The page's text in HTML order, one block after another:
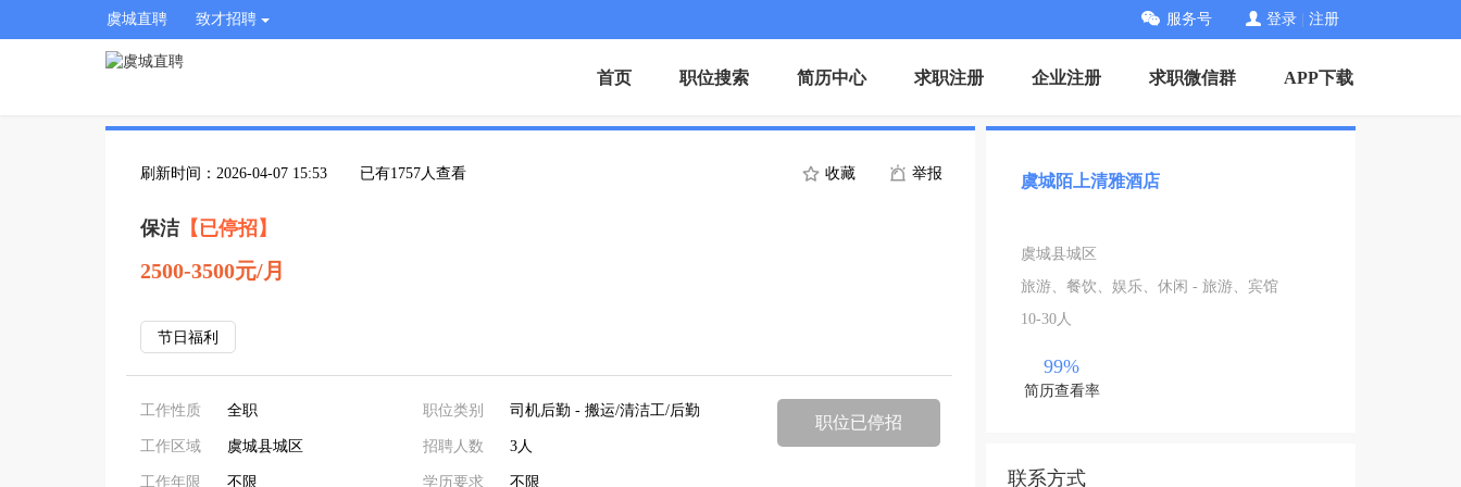
虞城直聘 致才招聘 服务号 登录 注册
首页 职位搜索 简历中心 求职注册 企业注册 求职微信群 APP下载
刷新时间：2026-04-07 15:53 已有1757人查看 收藏 举报
保洁【已停招】
2500-3500元/月
节日福利
工作性质 全职
工作区域 虞城县城区
工作年限 不限
职位类别 司机后勤 - 搬运/清洁工/后勤
招聘人数 3人
学历要求 不限
职位已停招
虞城陌上清雅酒店
虞城县城区
旅游、餐饮、娱乐、休闲 - 旅游、宾馆
10-30人
99%
简历查看率
联系方式